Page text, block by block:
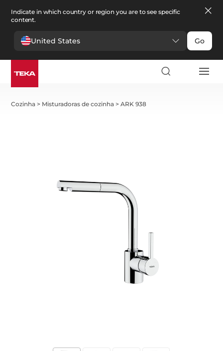
Indicate in which country or region you are to see specific
content.
United States Go
Cozinha > Misturadoras de cozinha >ARK 938